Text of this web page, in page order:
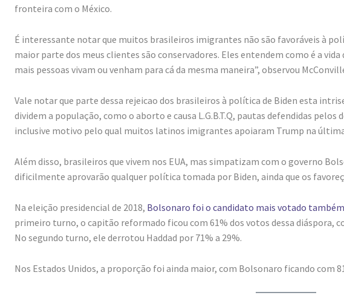
fronteira com o México.
É interessante notar que muitos brasileiros imigrantes não são favoráveis à
maior parte dos meus clientes são conservadores. Eles entendem como é a
mais pessoas vivam ou venham para cá da mesma maneira”, observou
Vale notar que parte dessa rejeicao dos brasileiros à política de Biden esta
dividem a população, como o aborto e causa L.G.B.T.Q, pautas defendidas
inclusive motivo pelo qual muitos latinos imigrantes apoiaram Trump na
Além disso, brasileiros que vivem nos EUA, mas simpatizam com o governo
dificilmente aprovarão qualquer política tomada por Biden, ainda que os
Na eleição presidencial de 2018, Bolsonaro foi o candidato mais votado
primeiro turno, o capitão reformado ficou com 61% dos votos dessa diáspora,
No segundo turno, ele derrotou Haddad por 71% a 29%.
Nos Estados Unidos, a proporção foi ainda maior, com Bolsonaro ficando com